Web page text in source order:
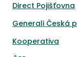
Direct Pojišťovna
Generali Česká
Kooperativa